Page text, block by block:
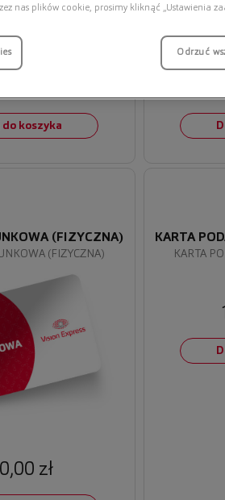
do koszyka
(FIZYCZNA)
(FIZYCZNA)
zł
KARTA
KARTA
nas plików cookie, prosimy kliknąć „Ustawienia
Odrzuć